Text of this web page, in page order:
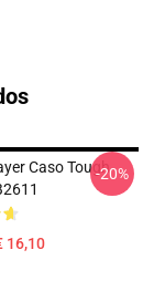
Caso Tough
16,10
-20%